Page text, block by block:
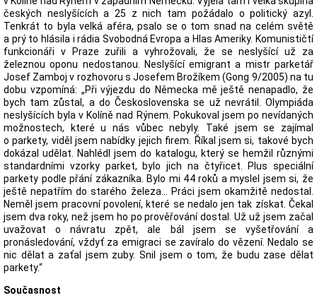
českých neslyšících a 25 z nich tam požádalo o politický azyl.
Tenkrát to byla velká aféra, psalo se o tom snad na celém světě
a prý to hlásila i rádia Svobodná Evropa a Hlas Ameriky. Komunističtí
funkcionáři v Praze zuřili a vyhrožovali, že se neslyšící už za
železnou oponu nedostanou. Neslyšící emigrant a mistr parketář
Josef Zamboj v rozhovoru s Josefem Brožíkem (Gong 9/2005) na tu
dobu vzpomíná: „Při výjezdu do Německa mě ještě nenapadlo, že
bych tam zůstal, a do Československa se už nevrátil. Olympiáda
neslyšících byla v Kolíně nad Rýnem. Pokukoval jsem po nevídaných
možnostech, které u nás vůbec nebyly. Také jsem se zajímal
o parkety, viděl jsem nabídky jejich firem. Říkal jsem si, takové bych
dokázal udělat. Nahlédl jsem do katalogu, který se hemžil různými
standardními vzorky parket, bylo jich na čtyřicet. Plus speciální
parkety podle přání zákazníka. Bylo mi 44 roků a myslel jsem si, že
ještě nepatřím do starého železa… Práci jsem okamžitě nedostal.
Neměl jsem pracovní povolení, které se nedalo jen tak získat. Čekal
jsem dva roky, než jsem ho po prověřování dostal. Už už jsem začal
uvažovat o návratu zpět, ale bál jsem se vyšetřování a
pronásledování, vždyť za emigraci se zavíralo do vězení. Nedalo se
nic dělat a zaťal jsem zuby. Snil jsem o tom, že budu zase dělat
parkety.“
Současnost